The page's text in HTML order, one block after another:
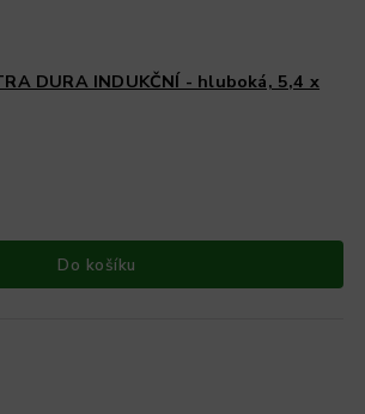
DURA INDUKČNÍ - hluboká, 5,4 x
Do košíku